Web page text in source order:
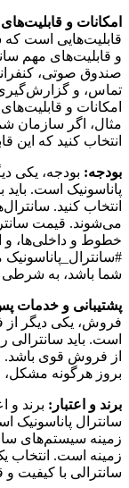
امکانات و
قابلیت‌هایی است که
و قابلیت‌های مهم
صندوق صوتی،
تماس، و گزارش‌گیری.
امکانات و
مثال، اگر سازمان
انتخاب کنید که این
بودجه: بودجه، یکی
پاناسونیک است. باید
انتخاب کنید.
می‌شوند. قیمت
خطوط و داخلی‌ها، و
شما باشد، به شرطی
پشتیبانی و خدمات
فروش، یکی دیگر از
است. باید سانترالی
از فروش قوی باشد.
بروز هرگونه مشکل،
برند و اعتبار: برند و
سانترال پاناسونیک
زمینه سیستم‌های
زمینه است. انتخاب
سانترالی با کیفیت و